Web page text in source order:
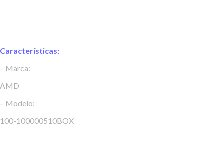
Características:
– Marca:
AMD
– Modelo:
100-100000510BOX